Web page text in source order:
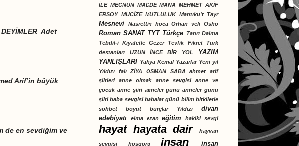
Adet
Arif’in büyük
de en sevdiğim ve
İLE MECNUN MADDE MANA
MEHMET AKİF
ERSOY MUCİZE MUTLULUK Mantıku't Tayr
Mesnevi Nasrettin hoca Orhan veli Osho
Roman SANAT TYT Türkçe Tanrı Daima
Tebdil-i Kıyafetle Gezer
Tevfik Fikret
Türk
destanları
UZUN İNCE BİR YOL
YAZIM
YANLIŞLARI Yahya Kemal Yazarlar Yeni yıl
Yıldızı falı
ZİYA OSMAN SABA
ahmet arif
şiirleri
anne olmak anne sevgisi
anne ve
çocuk anne şiiri anneler günü anneler günü
şiiri baba sevgisi babalar günü bilim bitkilerle
sohbet
boyut burçlar Yıldızı
divan
edebiyatı
elma ezan eğitim hakiki sevgi
hayat hayata dair hayvan
sevgisi hoşgörü insan
insan